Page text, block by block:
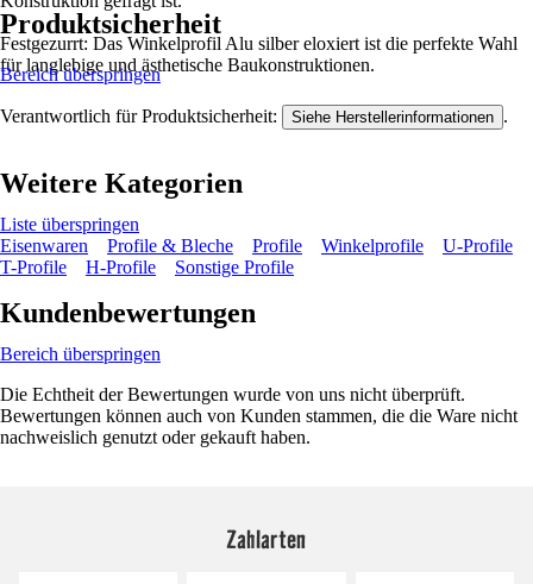
Festgezurrt: Das Winkelprofil Alu silber eloxiert ist die perfekte Wahl
für langlebige und ästhetische Baukonstruktionen.
Produktsicherheit
Bereich überspringen
Verantwortlich für Produktsicherheit: Siehe Herstellerinformationen .
Weitere Kategorien
Liste überspringen
Eisenwaren
Profile & Bleche Profile Winkelprofile
U-Profile
T-Profile
H-Profile Sonstige Profile
Kundenbewertungen
Bereich überspringen
Die Echtheit der Bewertungen wurde von uns nicht überprüft.
Bewertungen können auch von Kunden stammen, die die Ware nicht
nachweislich genutzt oder gekauft haben.
Zahlarten